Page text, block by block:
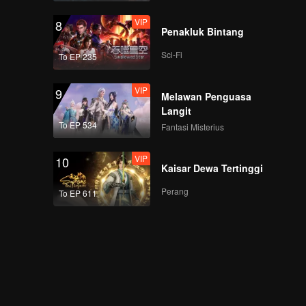
8
To EP 235
VIP
Penakluk Bintang
Sci-Fi
9
To EP 534
VIP
Melawan Penguasa
Langit
Fantasi Misterius
10
To EP 611
VIP
Kaisar Dewa Tertinggi
Perang